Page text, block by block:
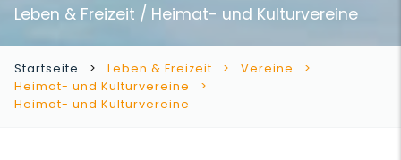
Leben & Freizeit / Heimat- und Kulturvereine
Startseite Leben & Freizeit
Vereine
Heimat- und Kulturvereine
Heimat- und Kulturvereine